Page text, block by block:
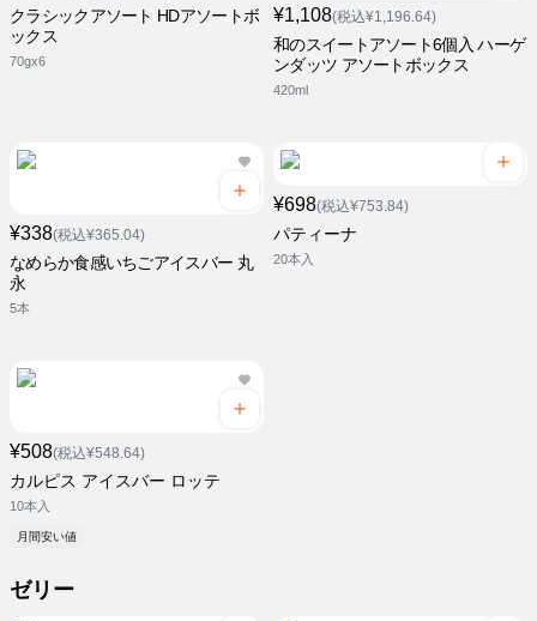
クラシックアソート HDアソートボ
ックス
70gx6
¥1,108(税込¥1,196.64)
和のスイートアソート6個入 ハーゲ
ンダッツ アソートボックス
420ml
¥338(税込¥365.04)
なめらか食感いちごアイスバー 丸
永
5本
¥698(税込¥753.84)
パティーナ
20本入
¥508(税込¥548.64)
カルピス アイスバー ロッテ
10本入
月間安い値
ゼリー